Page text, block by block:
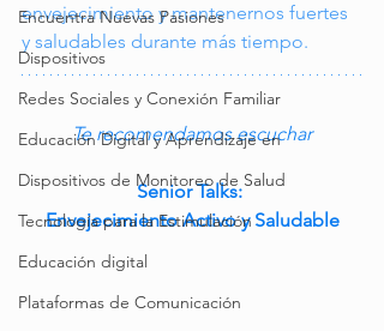
Encuentra Nuevas Pasiones
Dispositivos
Redes Sociales y Conexión Familiar
Educación Digital y Aprendizaje en
Dispositivos de Monitoreo de Salud
Tecnología para la Estimulación
Educación digital
Plataformas de Comunicación
envejecimiento y mantenernos fuertes
y saludables durante más tiempo.
Te recomendamos escuchar
Senior Talks:
Envejecimiento Activo y Saludable